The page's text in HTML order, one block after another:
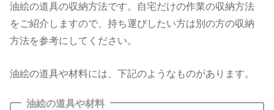
油絵の道具の収納方法です。自宅だけの作業の収納方法
をご紹介しますので、持ち運びしたい方は別の方の収納
方法を参考にしてください。
油絵の道具や材料には、下記のようなものがあります。
油絵の道具や材料